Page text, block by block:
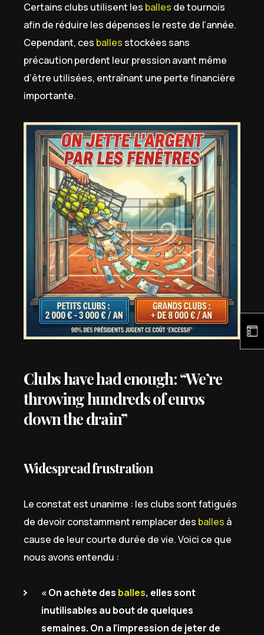
Certains clubs utilisent les balles de tournois
afin de réduire les dépenses le reste de l’année.
Cependant, ces balles stockées sans
précaution perdent leur pression avant même
d’être utilisées, entraînant une perte financière
importante.
Clubs have had enough: “We’re
throwing hundreds of euros
down the drain”
Widespread frustration
Le constat est unanime : les clubs sont fatigués
de devoir constamment remplacer des balles à
cause de leur courte durée de vie. Voici ce que
nous avons entendu :
« On achète des balles, elles sont
inutilisables au bout de quelques
semaines. On a l’impression de jeter de